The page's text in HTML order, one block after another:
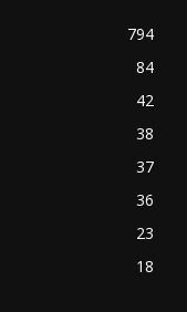
794
84
42
38
37
36
23
18